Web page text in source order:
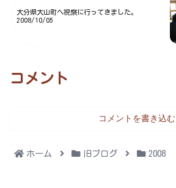
大分県大山町へ視察に行ってきました。
2008/10/05
コメント
コメントを書き込む
ホーム 旧ブログ 2008